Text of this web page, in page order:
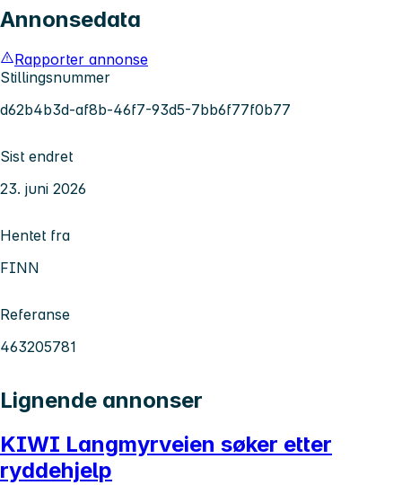
Annonsedata
Rapporter annonse
Stillingsnummer
d62b4b3d-af8b-46f7-93d5-7bb6f77f0b77
Sist endret
23. juni 2026
Hentet fra
FINN
Referanse
463205781
Lignende annonser
KIWI Langmyrveien søker etter
ryddehjelp